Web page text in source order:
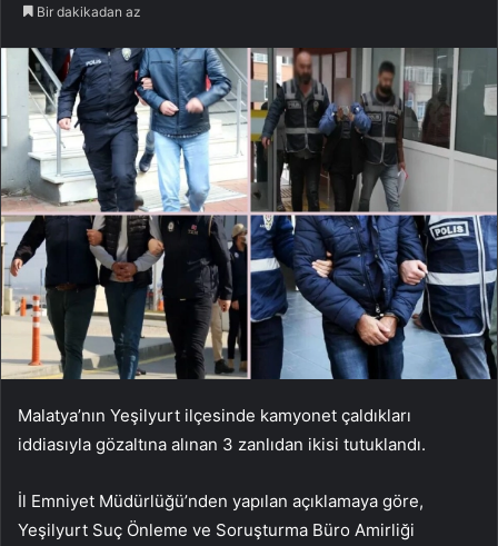
Bir dakikadan az
Malatya’nın Yeşilyurt ilçesinde kamyonet çaldıkları
iddiasıyla gözaltına alınan 3 zanlıdan ikisi tutuklandı.
İl Emniyet Müdürlüğü’nden yapılan açıklamaya göre,
Yeşilyurt Suç Önleme ve Soruşturma Büro Amirliği